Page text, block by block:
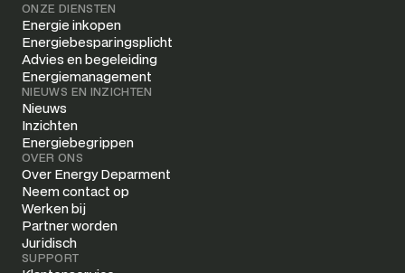
ONZE DIENSTEN
Energie inkopen
Energiebesparingsplicht
Advies en begeleiding
Energiemanagement
NIEUWS EN INZICHTEN
Nieuws
Inzichten
Energiebegrippen
OVER ONS
Over Energy Deparment
Neem contact op
Werken bij
Partner worden
Juridisch
SUPPORT